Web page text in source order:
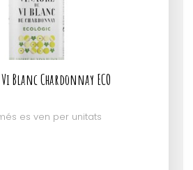
Blanc Chardonnay ECO
es ven per unitats